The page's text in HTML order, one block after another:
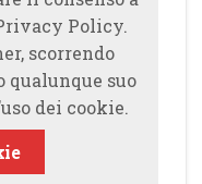
Policy.
scorrendo
qualunque suo
dei cookie.